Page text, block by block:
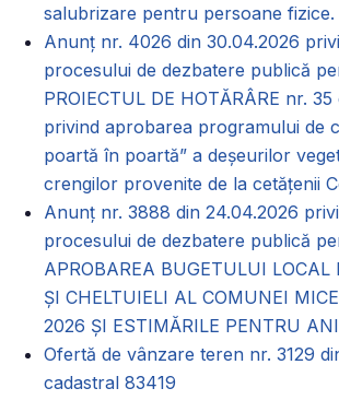
salubrizare pentru persoane fizice.
Anunț nr. 4026 din 30.04.2026
procesului de dezbatere publică
PROIECTUL DE HOTĂRÂRE nr.
privind aprobarea programului de
poartă în poartă” a deșeurilor
crengilor provenite de la cetățenii
Anunț nr. 3888 din 24.04.2026
procesului de dezbatere publică
APROBAREA BUGETULUI LOCAL
ȘI CHELTUIELI AL COMUNEI
2026 ȘI ESTIMĂRILE PENTRU
Ofertă de vânzare teren nr. 3129
cadastral 83419